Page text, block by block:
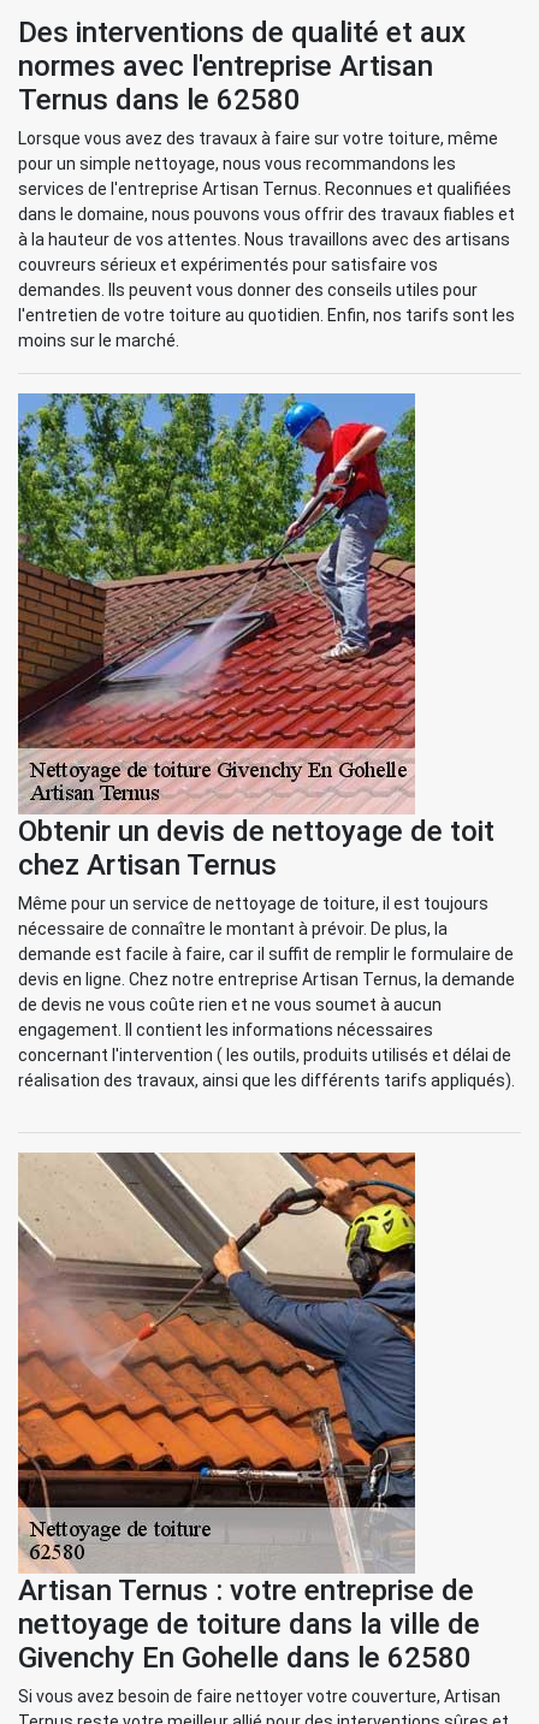
Des interventions de qualité et aux
normes avec l'entreprise Artisan
Ternus dans le 62580
Lorsque vous avez des travaux à faire sur votre toiture, même
pour un simple nettoyage, nous vous recommandons les
services de l'entreprise Artisan Ternus. Reconnues et qualifiées
dans le domaine, nous pouvons vous offrir des travaux fiables et
à la hauteur de vos attentes. Nous travaillons avec des artisans
couvreurs sérieux et expérimentés pour satisfaire vos
demandes. Ils peuvent vous donner des conseils utiles pour
l'entretien de votre toiture au quotidien. Enfin, nos tarifs sont les
moins sur le marché.
Obtenir un devis de nettoyage de toit
chez Artisan Ternus
Même pour un service de nettoyage de toiture, il est toujours
nécessaire de connaître le montant à prévoir. De plus, la
demande est facile à faire, car il suffit de remplir le formulaire de
devis en ligne. Chez notre entreprise Artisan Ternus, la demande
de devis ne vous coûte rien et ne vous soumet à aucun
engagement. Il contient les informations nécessaires
concernant l'intervention ( les outils, produits utilisés et délai de
réalisation des travaux, ainsi que les différents tarifs appliqués).
Artisan Ternus : votre entreprise de
nettoyage de toiture dans la ville de
Givenchy En Gohelle dans le 62580
Si vous avez besoin de faire nettoyer votre couverture, Artisan